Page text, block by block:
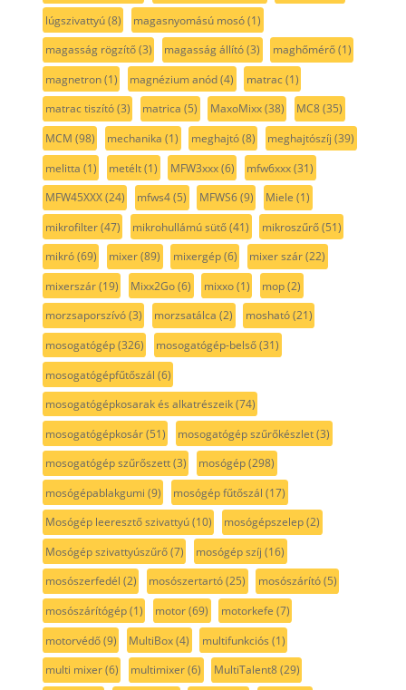
lúgszivattyú(8) magasnyomású mosó(1)
magasság rögzítő(3) magasság állító(3) maghőmérő(1)
magnetron(1) magnézium anód(4) matrac(1)
matrac tiszító(3) matrica (5) MaxoMixx(38) MC8(35)
MCM (98) mechanika (1) meghajtó(8) meghajtószíj (39)
melitta (1) metélt(1) MFW3xxx(6) mfw6xxx(31)
MFW45XXX(24) mfws4(5) MFWS6(9) Miele (1)
mikrofilter(47) mikrohullámú sütő(41) mikroszűrő(51)
mikró(69) mixer(89) mixergép(6) mixer szár(22)
mixerszár(19) Mixx2Go(6) mixxo(1) mop(2)
morzsaporszívó(3) morzsatálca (2) mosható(21)
mosogatógép(326) mosogatógép-belső(31)
mosogatógépfűtőszál (6)
mosogatógépkosarak és alkatrészeik(74)
mosogatógépkosár(51) mosogatógép szűrőkészlet(3)
mosogatógép szűrőszett(3) mosógép(298)
mosógépablakgumi (9) mosógép fűtőszál (17)
Mosógép leeresztő szivattyú(10) mosógépszelep(2)
Mosógép szivattyúszűrő(7) mosógép szíj (16)
mosószerfedél (2) mosószertartó(25) mosószárító(5)
mosószárítógép(1) motor(69) motorkefe (7)
motorvédő(9) MultiBox(4) multifunkciós (1)
multi mixer(6) multimixer(6) MultiTalent8(29)